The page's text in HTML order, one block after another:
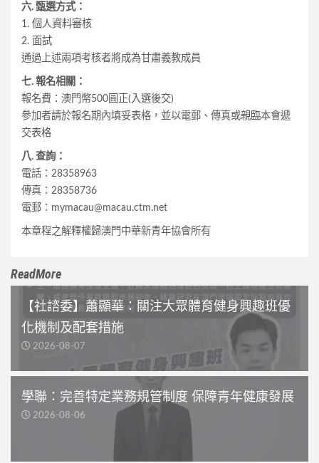
六. 甄選方式：
1. 個人資料審核
2. 面試
通過上述兩項考核者將成為甘肅義教成員
七. 報名相關：
報名費：澳門幣500圓正(入選後交)
參加者請於報名期內填妥表格，並以電郵、傳真或親臨本會遞
交表格
八. 查詢：
電話：28358963
傳真：28358736
電郵： mymacau@macau.ctm.net
本章程之解釋權歸澳門中華新青年協會所有
ReadMore
【社諮委】蕭顯華：關注大眾體育健身興趣班優
化機制及配套措施
2026-08-07
學聯：完善特定業務規管制度 保障青年健康發展
2026-08-06